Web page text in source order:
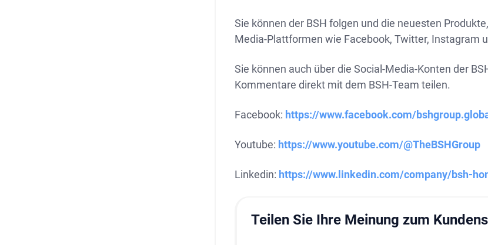
Sie können der BSH folgen und die neuesten
Media-Plattformen wie Facebook, Twitter, Instagram
Sie können auch über die Social-Media-Konten der
Kommentare direkt mit dem BSH-Team teilen.
Facebook: https://www.facebook.com/
Youtube: https://www.youtube.com/@TheBSHGroup
Linkedin: https://www.linkedin.com/company/bsh-
Teilen Sie Ihre Meinung zum